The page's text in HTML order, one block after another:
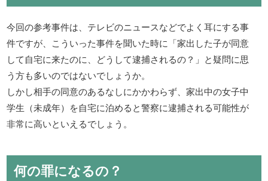
今回の参考事件は、テレビのニュースなどでよく耳にする事
件ですが、こういった事件を聞いた時に「家出した子が同意
して自宅に来たのに、どうして逮捕されるの？」と疑問に思
う方も多いのではないでしょうか。
しかし相手の同意のあるなしにかかわらず、家出中の女子中
学生（未成年）を自宅に泊めると警察に逮捕される可能性が
非常に高いといえるでしょう。
何の罪になるの？